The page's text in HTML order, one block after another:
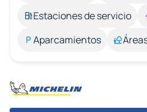
Estaciones de servicio
Aparcamientos